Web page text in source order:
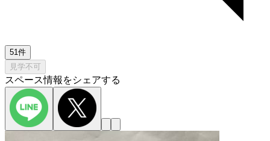
51件
見学不可
スペース情報をシェアする